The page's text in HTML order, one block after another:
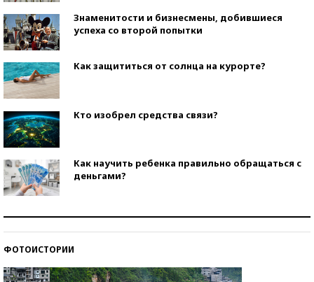
Знаменитости и бизнесмены, добившиеся
успеха со второй попытки
Как защититься от солнца на курорте?
Кто изобрел средства связи?
Как научить ребенка правильно обращаться с
деньгами?
ФОТОИСТОРИИ